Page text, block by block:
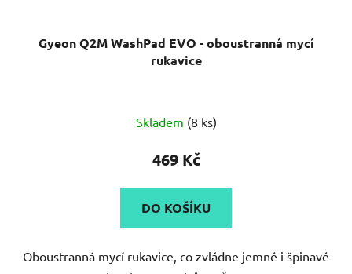
Gyeon Q2M WashPad EVO - oboustranná mycí
rukavice
hodnocení
produktu
5,0
z
hvězdiček.
Skladem (8 ks)
469 Kč
DO KOŠÍKU
Oboustranná mycí rukavice, co zvládne jemné i špinavé